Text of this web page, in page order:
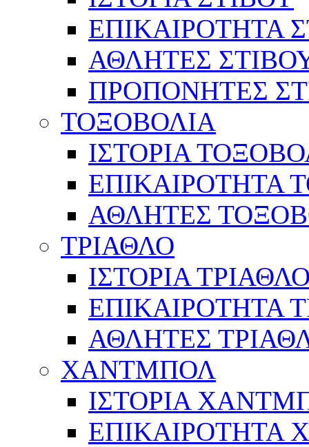
ΕΠΙΚΑΙΡΟΤΗΤΑ
ΑΘΛΗΤΕΣ
ΠΡΟΠΟΝΗΤΕΣ
ΤΟΞΟΒΟΛΙΑ
ΙΣΤΟΡΙΑ
ΕΠΙΚΑΙΡΟΤΗΤΑ
ΑΘΛΗΤΕΣ
ΤΡΙΑΘΛΟ
ΙΣΤΟΡΙΑ
ΕΠΙΚΑΙΡΟΤΗΤΑ
ΑΘΛΗΤΕΣ
ΧΑΝΤΜΠΟΛ
ΙΣΤΟΡΙΑ
ΕΠΙΚΑΙΡΟΤΗΤΑ